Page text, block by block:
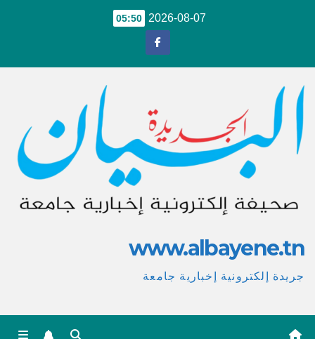
2026-08-07
05:50
www.albayene.tn
جريدة إلكترونية إخبارية جامعة